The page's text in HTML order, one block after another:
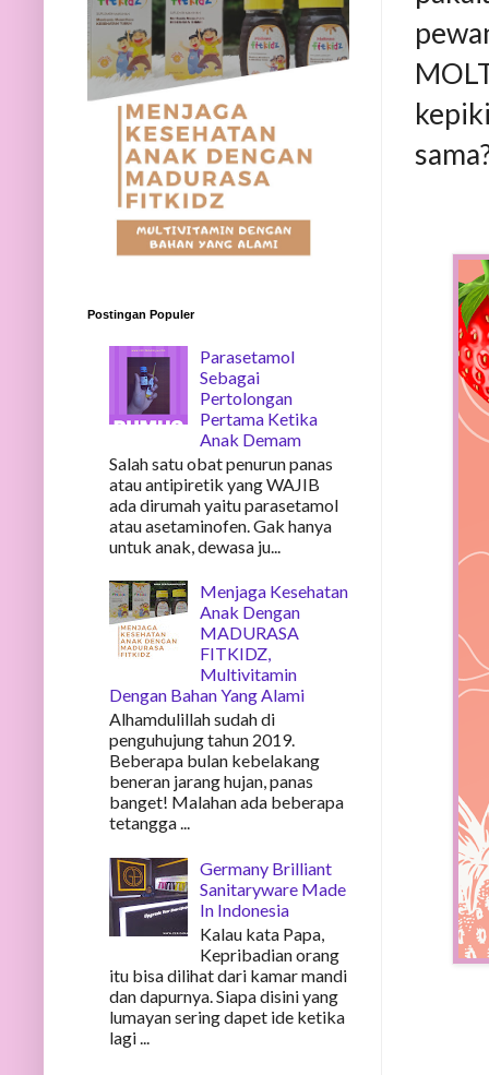
Postingan Populer
Parasetamol
Sebagai
Pertolongan
Pertama Ketika
Anak Demam
Salah satu obat penurun panas
atau antipiretik yang WAJIB
ada dirumah yaitu parasetamol
atau asetaminofen. Gak hanya
untuk anak, dewasa ju...
Menjaga Kesehatan
Anak Dengan
MADURASA
FITKIDZ,
Multivitamin
Dengan Bahan Yang Alami
Alhamdulillah sudah di
penguhujung tahun 2019.
Beberapa bulan kebelakang
beneran jarang hujan, panas
banget! Malahan ada beberapa
tetangga ...
Germany Brilliant
Sanitaryware Made
In Indonesia
Kalau kata Papa,
Kepribadian orang
itu bisa dilihat dari kamar mandi
dan dapurnya. Siapa disini yang
lumayan sering dapet ide ketika
lagi ...